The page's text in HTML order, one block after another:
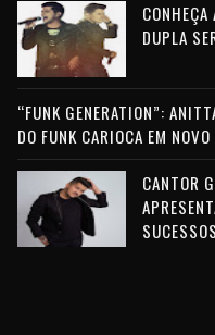
DUPLA
“FUNK GENERATION”:
DO FUNK CARIOCA EM
CANTOR